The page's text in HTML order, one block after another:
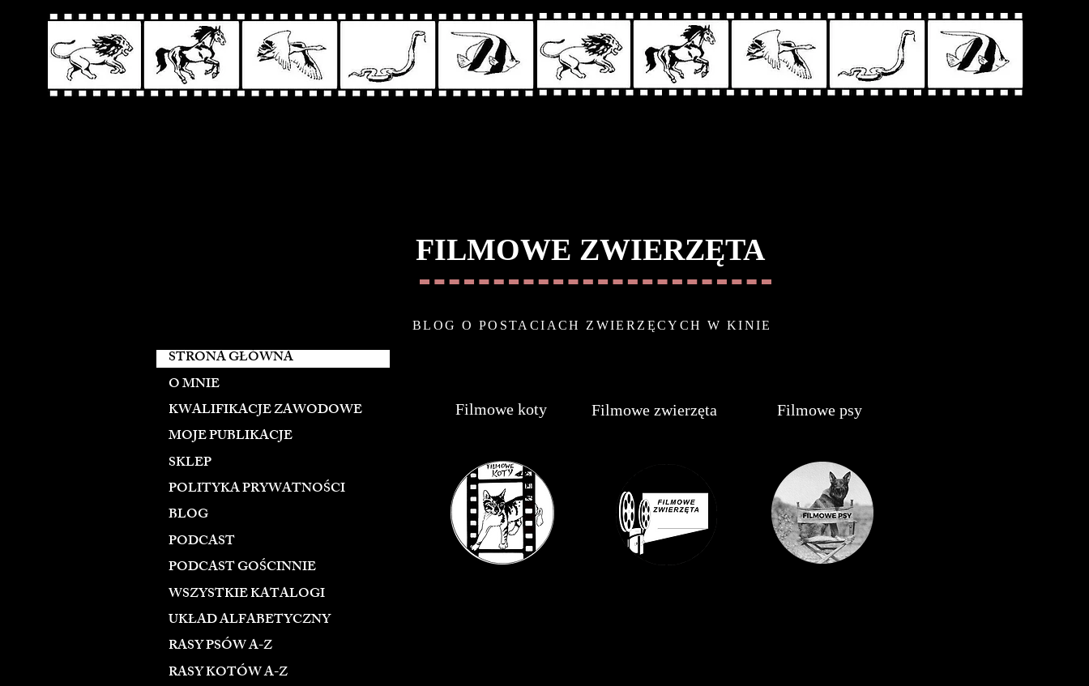
STRONA GŁÓWNA
O MNIE
KWALIFIKACJE ZAWODOWE
MOJE PUBLIKACJE
SKLEP
POLITYKA PRYWATNOŚCI
BLOG
PODCAST
PODCAST GOŚCINNIE
WSZYSTKIE KATALOGI
UKŁAD ALFABETYCZNY
RASY PSÓW A-Z
RASY KOTÓW A-Z
Filmowe koty Filmowe zwierzęta Filmowe psy
FILMOWE ZWIERZĘTA
BLOG O POSTACIACH ZWIERZĘCYCH W KINIE